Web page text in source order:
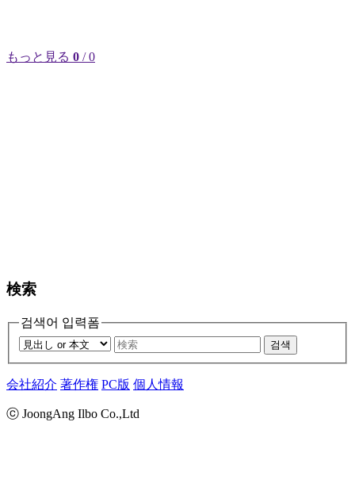
もっと見る 0 / 0
検索
검색어 입력폼
검색
会社紹介 著作権 PC版 個人情報
ⓒ JoongAng Ilbo Co.,Ltd